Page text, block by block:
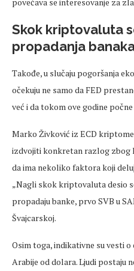
Skok kriptovaluta
propadanja
Takođe, u slučaju pogoršanja
očekuju ne samo da FED
već i da tokom ove godine počne
Marko Živković iz ECD
izdvojiti konkretan razlog zbog
da ima nekoliko faktora koji
„Nagli skok kriptovaluta desio
propadaju banke, prvo SVB u
Švajcarskoj.
Osim toga, indikativne su vesti o
Arabije od dolara. Ljudi postaju